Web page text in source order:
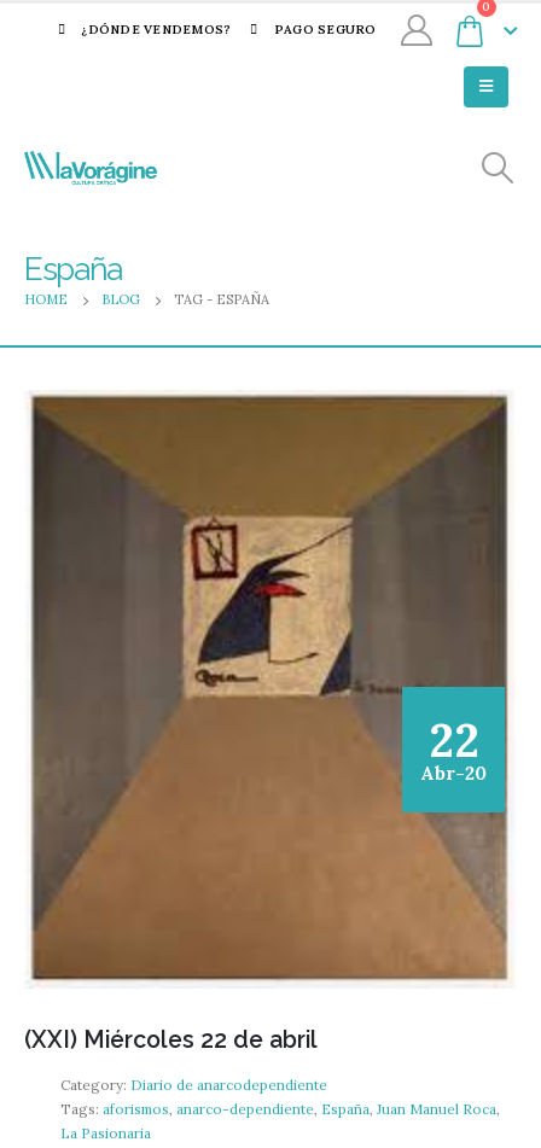
¿DÓNDE VENDEMOS? PAGO SEGURO
0
España
HOME BLOG TAG - ESPAÑA
22
Abr-20
(XXI) Miércoles 22 de abril
Category: Diario de anarcodependiente
Tags: aforismos anarco-dependiente España Juan Manuel Roca
La Pasionaria